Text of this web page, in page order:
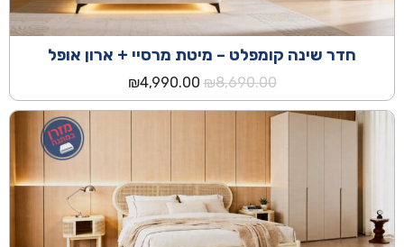
חדר שינה קומפלט – מיטת מרסיי + ארון אופל
₪8,690.00
המחיר
המקורי
היה:
₪4,990.00
הנוכחי
הוא:
₪4,990.00.